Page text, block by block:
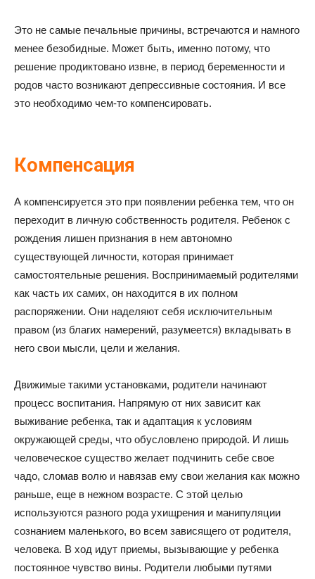
Это не самые печальные причины, встречаются и намного
менее безобидные. Может быть, именно потому, что
решение продиктовано извне, в период беременности и
родов часто возникают депрессивные состояния. И все
это необходимо чем-то компенсировать.
Компенсация
А компенсируется это при появлении ребенка тем, что он
переходит в личную собственность родителя. Ребенок с
рождения лишен признания в нем автономно
существующей личности, которая принимает
самостоятельные решения. Воспринимаемый родителями
как часть их самих, он находится в их полном
распоряжении. Они наделяют себя исключительным
правом (из благих намерений, разумеется) вкладывать в
него свои мысли, цели и желания.
Движимые такими установками, родители начинают
процесс воспитания. Напрямую от них зависит как
выживание ребенка, так и адаптация к условиям
окружающей среды, что обусловлено природой. И лишь
человеческое существо желает подчинить себе свое
чадо, сломав волю и навязав ему свои желания как можно
раньше, еще в нежном возрасте. С этой целью
используются разного рода ухищрения и манипуляции
сознанием маленького, во всем зависящего от родителя,
человека. В ход идут приемы, вызывающие у ребенка
постоянное чувство вины. Родители любыми путями